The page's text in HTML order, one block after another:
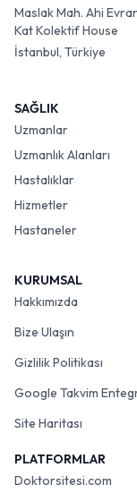
Maslak Mah. Ahi
Kat Kolektif House
İstanbul, Türkiye
SAĞLIK
Uzmanlar
Uzmanlık Alanları
Hastalıklar
Hizmetler
Hastaneler
KURUMSAL
Hakkımızda
Bize Ulaşın
Gizlilik Politikası
Google Takvim
Site Haritası
PLATFORMLAR
Doktorsitesi.com